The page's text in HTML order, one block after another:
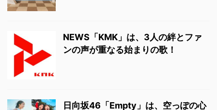
NEWS「KMK」は、3人の絆とファ
ンの声が重なる始まりの歌！
日向坂46「Empty」は、空っぽの心